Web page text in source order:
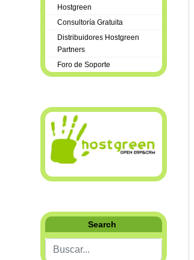
Hostgreen
Consultoría Gratuita
Distribuidores Hostgreen
Partners
Foro de Soporte
Search
Buscar...